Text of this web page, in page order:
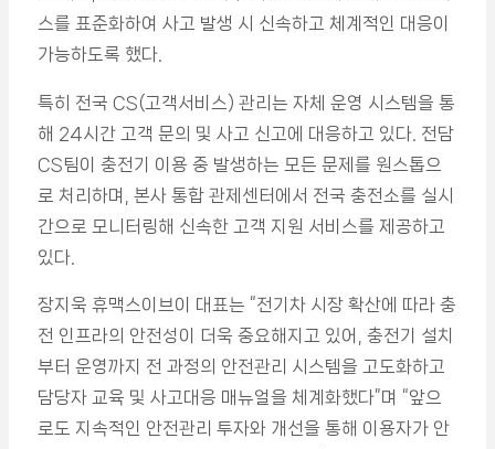
스를 표준화하여 사고 발생 시 신속하고 체계적인 대응이
가능하도록 했다.
특히 전국 CS(고객서비스) 관리는 자체 운영 시스템을 통
해 24시간 고객 문의 및 사고 신고에 대응하고 있다. 전담
CS팀이 충전기 이용 중 발생하는 모든 문제를 원스톱으
로 처리하며, 본사 통합 관제센터에서 전국 충전소를 실시
간으로 모니터링해 신속한 고객 지원 서비스를 제공하고
있다.
장지욱 휴맥스이브이 대표는 “전기차 시장 확산에 따라 충
전 인프라의 안전성이 더욱 중요해지고 있어, 충전기 설치
부터 운영까지 전 과정의 안전관리 시스템을 고도화하고
담당자 교육 및 사고대응 매뉴얼을 체계화했다”며 “앞으
로도 지속적인 안전관리 투자와 개선을 통해 이용자가 안